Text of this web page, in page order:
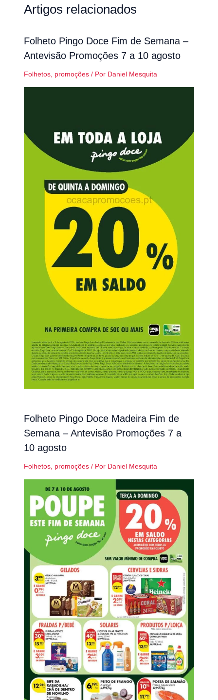
Artigos relacionados
Folheto Pingo Doce Fim de Semana –
Antevisão Promoções 7 a 10 agosto
Folhetos, promoções/ Por Daniel Mesquita
Folheto Pingo Doce Madeira Fim de
Semana – Antevisão Promoções 7 a
10 agosto
Folhetos, promoções/ Por Daniel Mesquita